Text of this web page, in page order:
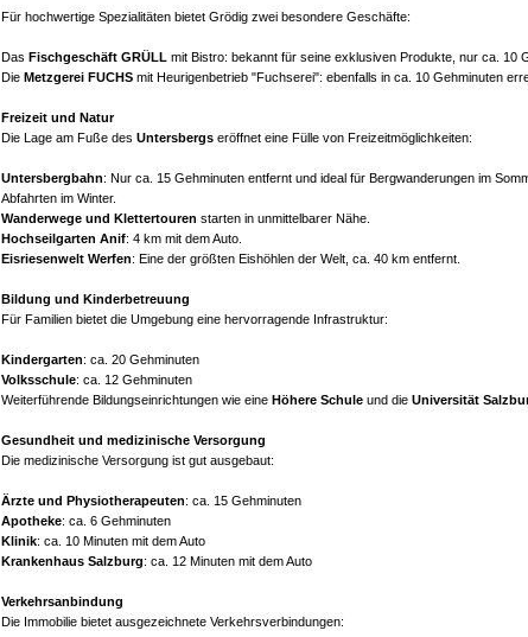
Für hochwertige Spezialitäten bietet Grödig zwei besondere Geschäfte:
Das Fischgeschäft GRÜLL mit Bistro: bekannt für seine exklusiven Produkte, nur ca. 10
Die Metzgerei FUCHS mit Heurigenbetrieb "Fuchserei": ebenfalls in ca. 10 Gehminuten
Freizeit und Natur
Die Lage am Fuße des Untersbergs eröffnet eine Fülle von Freizeitmöglichkeiten:
Untersbergbahn: Nur ca. 15 Gehminuten entfernt und ideal für Bergwanderungen im
Abfahrten im Winter.
Wanderwege und Klettertouren starten in unmittelbarer Nähe.
Hochseilgarten Anif: 4 km mit dem Auto.
Eisriesenwelt Werfen: Eine der größten Eishöhlen der Welt, ca. 40 km entfernt.
Bildung und Kinderbetreuung
Für Familien bietet die Umgebung eine hervorragende Infrastruktur:
Kindergarten: ca. 20 Gehminuten
Volksschule: ca. 12 Gehminuten
Weiterführende Bildungseinrichtungen wie eine Höhere Schule und die Universität
Gesundheit und medizinische Versorgung
Die medizinische Versorgung ist gut ausgebaut:
Ärzte und Physiotherapeuten: ca. 15 Gehminuten
Apotheke: ca. 6 Gehminuten
Klinik: ca. 10 Minuten mit dem Auto
Krankenhaus Salzburg: ca. 12 Minuten mit dem Auto
Verkehrsanbindung
Die Immobilie bietet ausgezeichnete Verkehrsverbindungen: